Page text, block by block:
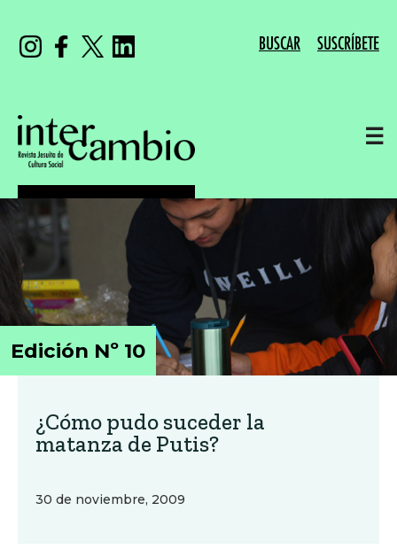
BUSCAR SUSCRÍBETE
☰
Edición Nº 10
¿Cómo pudo suceder la
matanza de Putis?
30 de noviembre, 2009